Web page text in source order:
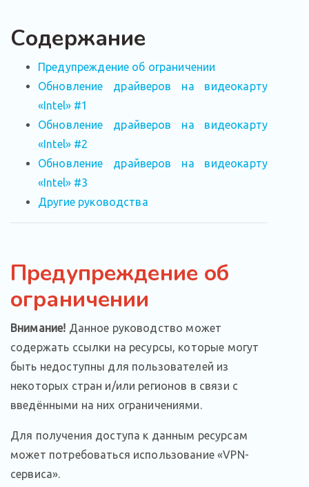
Содержание
Предупреждение об ограничении
Обновление драйверов на видеокарту
«Intel» #1
Обновление драйверов на видеокарту
«Intel» #2
Обновление драйверов на видеокарту
«Intel» #3
Другие руководства
Предупреждение об
ограничении
Внимание! Данное руководство может
содержать ссылки на ресурсы, которые могут
быть недоступны для пользователей из
некоторых стран и/или регионов в связи с
введёнными на них ограничениями.
Для получения доступа к данным ресурсам
может потребоваться использование «VPN-
сервиса».